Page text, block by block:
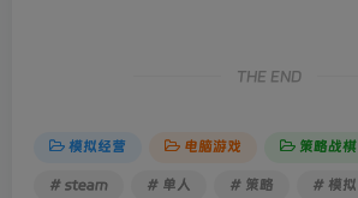
THE END
模拟经营 电脑游戏 策略战棋
# steam # 单人 # 策略 # 模拟